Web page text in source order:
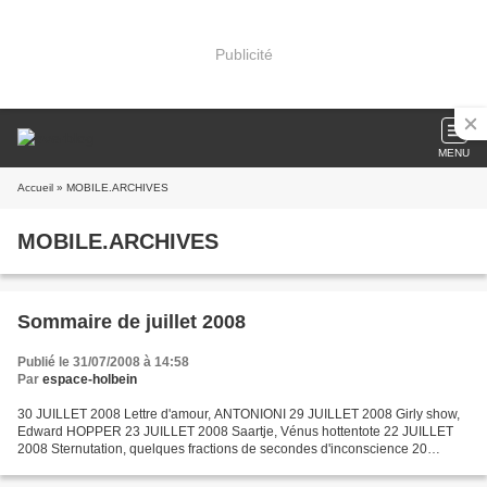
Publicité
MENU
Accueil » MOBILE.ARCHIVES
MOBILE.ARCHIVES
Sommaire de juillet 2008
Publié le 31/07/2008 à 14:58
Par espace-holbein
30 JUILLET 2008 Lettre d'amour, ANTONIONI 29 JUILLET 2008 Girly show,
Edward HOPPER 23 JUILLET 2008 Saartje, Vénus hottentote 22 JUILLET
2008 Sternutation, quelques fractions de secondes d'inconscience 20